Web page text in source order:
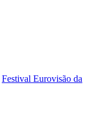
Festival Eurovisão da